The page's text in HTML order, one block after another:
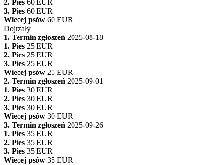
2. Pies 60 EUR
3. Pies 60 EUR
Wiecej psów 60 EUR
Dojrzały
1. Termin zgłoszeń 2025-08-18
1. Pies 25 EUR
2. Pies 25 EUR
3. Pies 25 EUR
Wiecej psów 25 EUR
2. Termin zgłoszeń 2025-09-01
1. Pies 30 EUR
2. Pies 30 EUR
3. Pies 30 EUR
Wiecej psów 30 EUR
3. Termin zgłoszeń 2025-09-26
1. Pies 35 EUR
2. Pies 35 EUR
3. Pies 35 EUR
Wiecej psów 35 EUR